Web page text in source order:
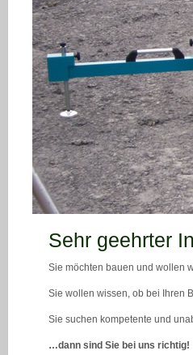
Sehr geehrter
Sie möchten bauen und wollen
Sie wollen wissen, ob bei Ihren
Sie suchen kompetente und
…dann sind Sie bei uns richtig!